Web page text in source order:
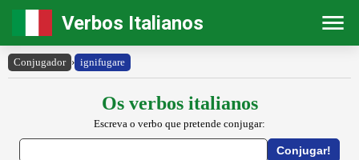
Verbos Italianos
Conjugador › ignifugare
Os verbos italianos
Escreva o verbo que pretende conjugar: